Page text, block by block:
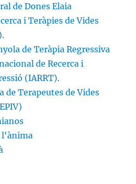
de Dones Elaia
i Teràpies de Vides
de Teràpia Regressiva
de Recerca i
(IARRT).
de Terapeutes de Vides
l'ànima